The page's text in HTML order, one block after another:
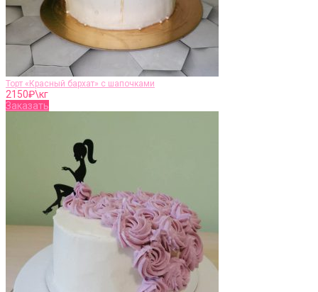
Торт «Красный бархат» с шапочками
2150₽\кг
Заказать